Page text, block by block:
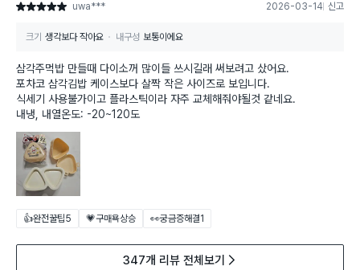
별점 5점 uwa*** 2026-03-14 신고
크기 생각보다 작아요 내구성 보통이에요
삼각주먹밥 만들때 다이소꺼 많이들 쓰시길래 써보려고 샀어요.
포차코 삼각김밥 케이스보다 살짝 작은 사이즈로 보입니다.
식세기 사용불가이고 플라스틱이라 자주 교체해줘야될것 같네요.
내냉, 내열온도: -20~120도
👍완전꿀팁5 💗구매욕상승 👀궁금증해결1
347개 리뷰 전체보기